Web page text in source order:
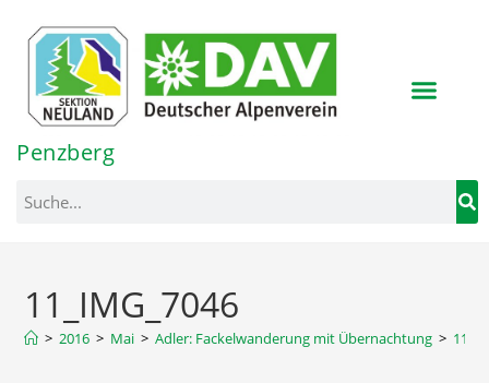
springen
Penzberg
11_IMG_7046
> 2016 > Mai > Adler: Fackelwanderung mit Übernachtung >